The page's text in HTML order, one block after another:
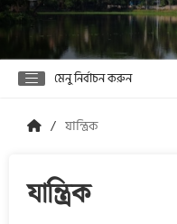
মেনু নির্বাচন করুন
যান্ত্রিক
যান্ত্রিক